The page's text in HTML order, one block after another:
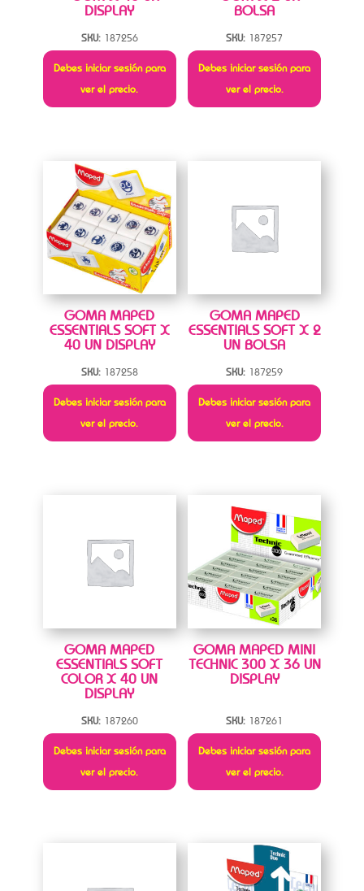
DISPLAY
SKU: 187256
Debes iniciar sesión para
ver el precio.
BOLSA
SKU: 187257
Debes iniciar sesión para
ver el precio.
GOMA MAPED
ESSENTIALS SOFT X
40 UN DISPLAY
SKU: 187258
Debes iniciar sesión para
ver el precio.
GOMA MAPED
ESSENTIALS SOFT X 2
UN BOLSA
SKU: 187259
Debes iniciar sesión para
ver el precio.
GOMA MAPED
ESSENTIALS SOFT
COLOR X 40 UN
DISPLAY
SKU: 187260
Debes iniciar sesión para
ver el precio.
GOMA MAPED MINI
TECHNIC 300 X 36 UN
DISPLAY
SKU: 187261
Debes iniciar sesión para
ver el precio.